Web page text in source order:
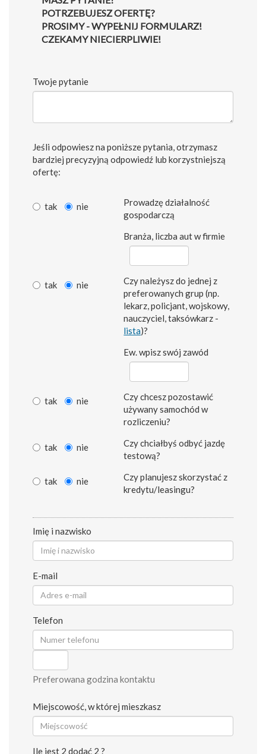
POTRZEBUJESZ OFERTĘ?
PROSIMY - WYPEŁNIJ FORMULARZ!
CZEKAMY NIECIERPLIWIE!
Twoje pytanie
Jeśli odpowiesz na poniższe pytania, otrzymasz
bardziej precyzyjną odpowiedź lub korzystniejszą
ofertę:
tak nie
Prowadzę działalność
gospodarczą
Branża, liczba aut w firmie
tak nie
Czy należysz do jednej z
preferowanych grup (np.
lekarz, policjant, wojskowy,
nauczyciel, taksówkarz -
lista)?
Ew. wpisz swój zawód
tak nie
Czy chcesz pozostawić
używany samochód w
rozliczeniu?
tak nie
Czy chciałbyś odbyć jazdę
testową?
tak nie
Czy planujesz skorzystać z
kredytu/leasingu?
Imię i nazwisko
E-mail
Telefon
Preferowana godzina kontaktu
Miejscowość, w której mieszkasz
Ile jest 2 dodać 2 ?